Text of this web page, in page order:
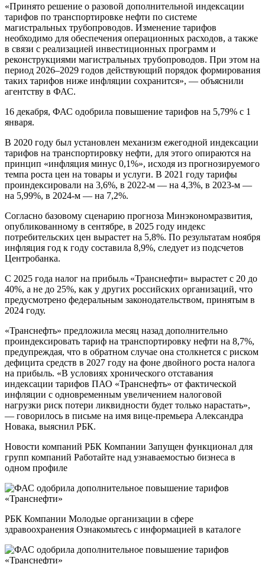
«Принято решение о разовой дополнительной индексации
тарифов по транспортировке нефти по системе
магистральных трубопроводов. Изменение тарифов
необходимо для обеспечения операционных расходов, а также
в связи с реализацией инвестиционных программ и
реконструкциями магистральных трубопроводов. При этом на
период 2026–2029 годов действующий порядок формирования
таких тарифов ниже инфляции сохранится», — объяснили
агентству в ФАС.
16 декабря, ФАС одобрила повышение тарифов на 5,79% с 1
января.
В 2020 году был установлен механизм ежегодной индексации
тарифов на транспортировку нефти, для этого опираются на
принцип «инфляция минус 0,1%», исходя из прогнозируемого
темпа роста цен на товары и услуги. В 2021 году тарифы
проиндексировали на 3,6%, в 2022-м — на 4,3%, в 2023-м —
на 5,99%, в 2024-м — на 7,2%.
Согласно базовому сценарию прогноза Минэкономразвития,
опубликованному в сентябре, в 2025 году индекс
потребительских цен вырастет на 5,8%. По результатам ноября
инфляция год к году составила 8,9%, следует из подсчетов
Центробанка.
С 2025 года налог на прибыль «Транснефти» вырастет с 20 до
40%, а не до 25%, как у других российских организаций, что
предусмотрено федеральным законодательством, принятым в
2024 году.
«Транснефть» предложила месяц назад дополнительно
проиндексировать тариф на транспортировку нефти на 8,7%,
предупреждая, что в обратном случае она столкнется с риском
дефицита средств в 2027 году на фоне двойного роста налога
на прибыль. «В условиях хронического отставания
индексации тарифов ПАО «Транснефть» от фактической
инфляции с одновременным увеличением налоговой
нагрузки риск потери ликвидности будет только нарастать»,
— говорилось в письме на имя вице-премьера Александра
Новака, выяснил РБК.
Новости компаний РБК Компании Запущен функционал для
групп компаний Работайте над узнаваемостью бизнеса в
одном профиле
РБК Компании Молодые организации в сфере
здравоохранения Ознакомьтесь с информацией в каталоге